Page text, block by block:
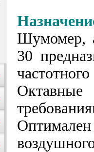
Шумомер,
30
Октавные
Оптимален